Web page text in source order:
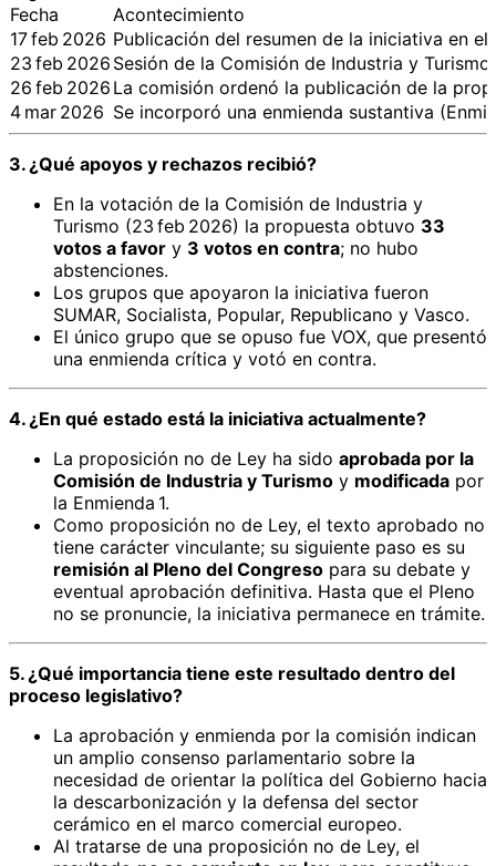
Fecha
Acontecimiento
17 feb 2026 Publicación del resumen de la iniciativa en
23 feb 2026 Sesión de la Comisión de Industria y
26 feb 2026 La comisión ordenó la publicación de la
4 mar 2026 Se incorporó una enmienda sustantiva
3. ¿Qué apoyos y rechazos recibió?
En la votación de la Comisión de Industria y
Turismo (23 feb 2026) la propuesta obtuvo 33
votos a favor y 3 votos en contra; no hubo
abstenciones.
Los grupos que apoyaron la iniciativa fueron
SUMAR, Socialista, Popular, Republicano y Vasco.
El único grupo que se opuso fue VOX, que presentó
una enmienda crítica y votó en contra.
4. ¿En qué estado está la iniciativa actualmente?
La proposición no de Ley ha sido aprobada por la
Comisión de Industria y Turismo y modificada por
la Enmienda 1.
Como proposición no de Ley, el texto aprobado no
tiene carácter vinculante; su siguiente paso es su
remisión al Pleno del Congreso para su debate y
eventual aprobación definitiva. Hasta que el Pleno
no se pronuncie, la iniciativa permanece en trámite.
5. ¿Qué importancia tiene este resultado dentro del
proceso legislativo?
La aprobación y enmienda por la comisión indican
un amplio consenso parlamentario sobre la
necesidad de orientar la política del Gobierno hacia
la descarbonización y la defensa del sector
cerámico en el marco comercial europeo.
Al tratarse de una proposición no de Ley, el